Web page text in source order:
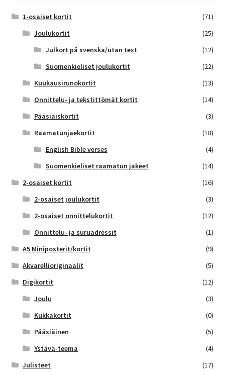
1-osaiset kortit
(71)
Joulukortit
(25)
Julkort på svenska/utan text
(12)
Suomenkieliset joulukortit
(22)
Kuukausirunokortit
(13)
Onnittelu- ja tekstittömät kortit
(14)
Pääsiäiskortit
(3)
Raamatunjaekortit
(18)
English Bible verses
(4)
Suomenkieliset raamatun jakeet
(14)
2-osaiset kortit
(16)
2-osaiset joulukortit
(3)
2-osaiset onnittelukortit
(12)
Onnittelu- ja suruadressit
(1)
A5 Miniposterit/kortit
(9)
Akvarellioriginaalit
(5)
Digikortit
(12)
Joulu
(3)
Kukkakortit
(0)
Pääsiäinen
(5)
Ystävä-teema
(4)
Julisteet
(17)